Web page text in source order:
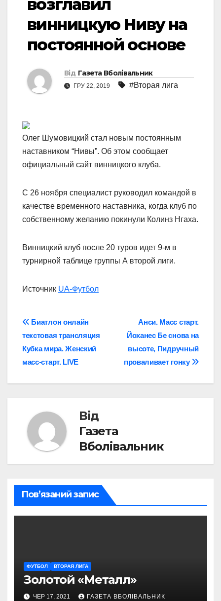
возглавил
винницкую Ниву на
постоянной основе
Від Газета Вболівальник
ГРУ 22, 2019 #Вторая лига
Олег Шумовицкий стал новым постоянным
наставником “Нивы”. Об этом сообщает
официальный сайт винницкого клуба.
С 26 ноября специалист руководил командой в
качестве временного наставника, когда клуб по
собственному желанию покинули Колинз Нгаха.
Винницкий клуб после 20 туров идет 9-м в
турнирной таблице группы А второй лиги.
Источник UA-Футбол
Навігація
записів
Анси. Масс старт.
Йоханес Бе снова на
высоте, Пидручный
проваливает гонку
Биатлон онлайн
текстовая трансляция
Кубка мира. Женский
масс-старт. LIVE
Від
Газета
Вболівальник
Пов’язаний запис
ФУТБОЛ ВТОРАЯ ЛИГА
Золотой «Металл»
ЧЕР 17, 2021 ГАЗЕТА ВБОЛІВАЛЬНИК